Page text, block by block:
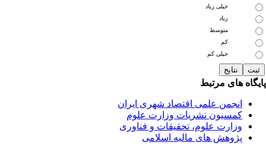
خیلی زیاد
زیاد
متوسط
خیلی کم
های مرتبط
انجمن علمی اقتصاد شهری ایران
کمسیون نشریات وزارت علوم
وزارت علوم، تحقیقات و فناوری
پژوهش های مالیه اسلامی